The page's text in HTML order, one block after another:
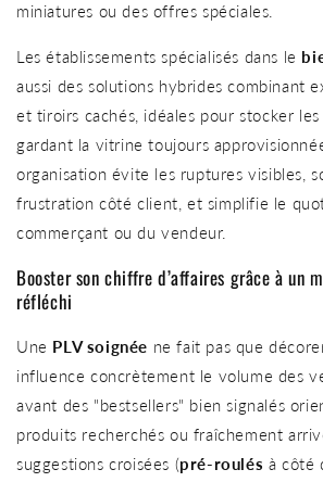
miniatures ou des offres spéciales.
Les établissements spécialisés dans le
aussi des solutions hybrides combinant
et tiroirs cachés, idéales pour stocker
gardant la vitrine toujours
organisation évite les ruptures visibles,
frustration côté client, et simplifie le
commerçant ou du vendeur.
Booster son chiffre d’affaires grâce à un
réfléchi
Une PLV soignée ne fait pas que
influence concrètement le volume des
avant des "bestsellers" bien signalés
produits recherchés ou fraîchement
suggestions croisées (pré-roulés à côté